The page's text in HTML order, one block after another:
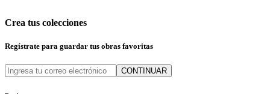
Crea tus colecciones
Regístrate para guardar tus obras favoritas
CONTINUAR